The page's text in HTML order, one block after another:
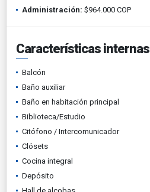
Administración: $964.000 COP
Características internas
Balcón
Baño auxiliar
Baño en habitación principal
Biblioteca/Estudio
Citófono / Intercomunicador
Clósets
Cocina integral
Depósito